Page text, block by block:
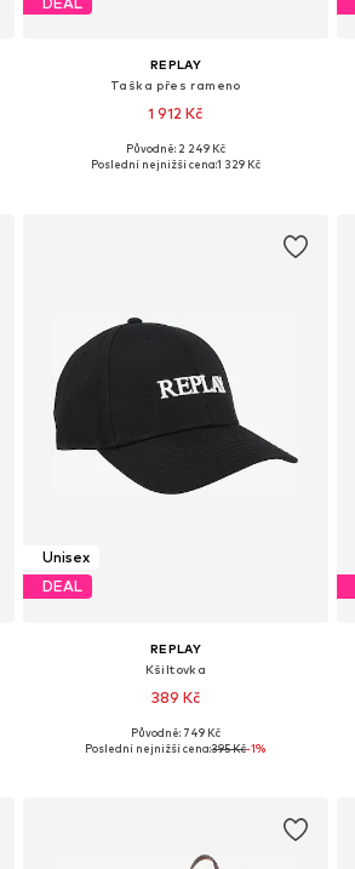
REPLAY
Taška přes rameno
1 912 Kč
Dostupné velikosti: One Size
Původně: 2 249 Kč
Poslední nejnižší cena:1 329 Kč
Unisex
DEAL
REPLAY
Kšiltovka
389 Kč
Dostupné velikosti: 55-60
Původně: 749 Kč
Poslední nejnižší cena:395 Kč-1%